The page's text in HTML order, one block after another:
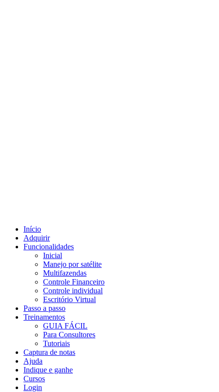
Início
Adquirir
Funcionalidades
Inicial
Manejo por satélite
Multifazendas
Controle Financeiro
Controle individual
Escritório Virtual
Passo a passo
Treinamentos
GUIA FÁCIL
Para Consultores
Tutoriais
Captura de notas
Ajuda
Indique e ganhe
Cursos
Login